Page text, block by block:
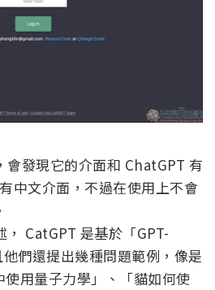
會發現它的介面和 ChatGPT 有
中文介面，不過在使用上不會
CatGPT 是基於「GPT-
們還提出幾種問題範例，像是
使用量子力學」、「貓如何使